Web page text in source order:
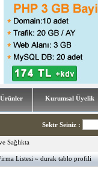
Ürünler Kurumsal Üyelik
Sektr Seiniz :
Listesi» durak tablo profili